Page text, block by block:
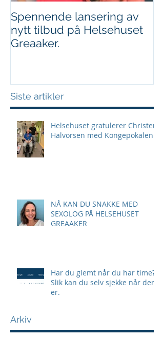
Spennende lansering av
nytt tilbud på Helsehuset
Greaaker.
Siste artikler
Helsehuset gratulerer Christer
Halvorsen med Kongepokalen!
NÅ KAN DU SNAKKE MED
SEXOLOG PÅ HELSEHUSET
GREAAKER
Har du glemt når du har time?
Slik kan du selv sjekke når den
er.
Arkiv